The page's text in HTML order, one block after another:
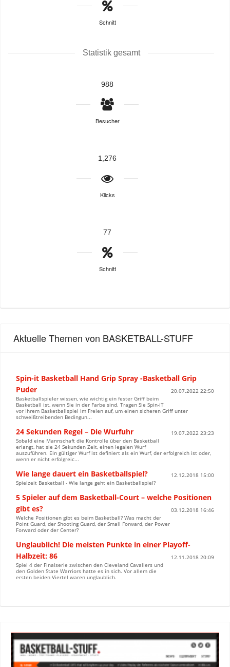
Schnitt
Statistik gesamt
988
Besucher
1,276
Klicks
77
Schnitt
Aktuelle Themen von BASKETBALL-STUFF
Spin-it Basketball Hand Grip Spray -Basketball Grip
Puder
20.07.2022 22:50
Basketballspieler wissen, wie wichtig ein fester Griff beim
Basketball ist, wenn Sie in der Farbe sind. Tragen Sie Spin-iT
vor Ihrem Basketballspiel im Freien auf, um einen sicheren Griff unter
schweißtreibenden Bedingun...
24 Sekunden Regel – Die Wurfuhr
19.07.2022 23:23
Sobald eine Mannschaft die Kontrolle über den Basketball
erlangt, hat sie 24 Sekunden Zeit, einen legalen Wurf
auszuführen. Ein gültiger Wurf ist definiert als ein Wurf, der erfolgreich ist oder,
wenn er nicht erfolgreic...
Wie lange dauert ein Basketballspiel?
12.12.2018 15:00
Spielzeit Basketball - Wie lange geht ein Basketballspiel?
5 Spieler auf dem Basketball-Court – welche Positionen
gibt es?
03.12.2018 16:46
Welche Positionen gibt es beim Basketball? Was macht der
Point Guard, der Shooting Guard, der Small Forward, der Power
Forward oder der Center?
Unglaublich! Die meisten Punkte in einer Playoff-
Halbzeit: 86
12.11.2018 20:09
Spiel 4 der Finalserie zwischen den Cleveland Cavaliers und
den Golden State Warriors hatte es in sich. Vor allem die
ersten beiden Viertel waren unglaublich.